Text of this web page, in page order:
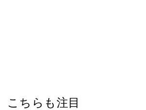
こちらも注目